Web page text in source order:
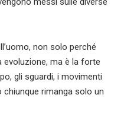
non solo perché
ma è la forte
gli sguardi, i movimenti
rimanga solo un